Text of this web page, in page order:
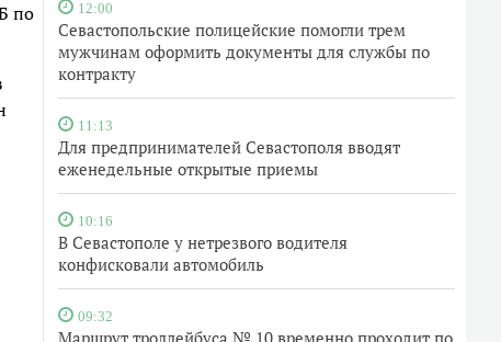
12:00
Севастопольские полицейские помогли трем
мужчинам оформить документы для службы по
контракту
11:13
Для предпринимателей Севастополя вводят
еженедельные открытые приемы
10:16
В Севастополе у нетрезвого водителя
конфисковали автомобиль
09:32
Маршрут троллейбуса № 10 временно проходит по
по